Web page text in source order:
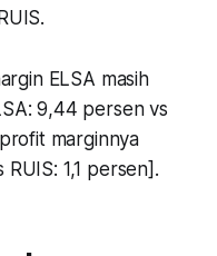
ELSA masih
9,44 persen vs
marginnya
1,1 persen].